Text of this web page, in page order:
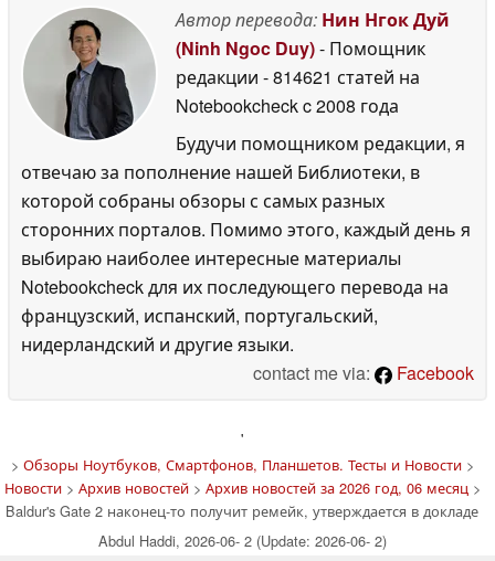
Автор перевода: Нин Нгок Дуй
(Ninh Ngoc Duy)- Помощник
редакции - 814621 статей на
Notebookcheckc 2008 года
Будучи помощником редакции, я
отвечаю за пополнение нашей Библиотеки, в
которой собраны обзоры с самых разных
сторонних порталов. Помимо этого, каждый день я
выбираю наиболее интересные материалы
Notebookcheck для их последующего перевода на
французский, испанский, португальский,
нидерландский и другие языки.
contact me via:
Facebook
'
> Обзоры Ноутбуков, Смартфонов, Планшетов. Тесты и Новости>
Новости> Архив новостей> Архив новостей за 2026 год, 06 месяц>
Baldur's Gate 2 наконец-то получит ремейк, утверждается в докладе
Abdul Haddi, 2026-06- 2 (Update: 2026-06- 2)